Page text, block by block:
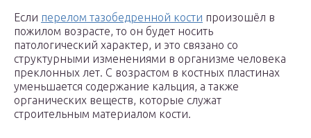
Если перелом тазобедренной кости произошёл в
пожилом возрасте, то он будет носить
патологический характер, и это связано со
структурными изменениями в организме человека
преклонных лет. С возрастом в костных пластинах
уменьшается содержание кальция, а также
органических веществ, которые служат
строительным материалом кости.